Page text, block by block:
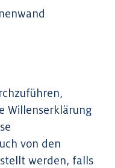
Willenserklärung
von den
werden, falls